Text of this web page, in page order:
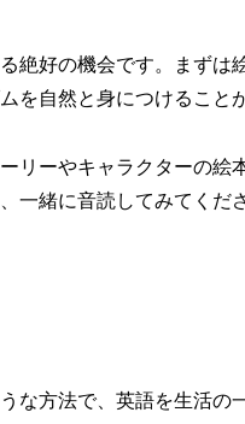
絶好の機会です。まずは
を自然と身につけること
リーやキャラクターの絵
一緒に音読してみてくだ
な方法で、英語を生活の